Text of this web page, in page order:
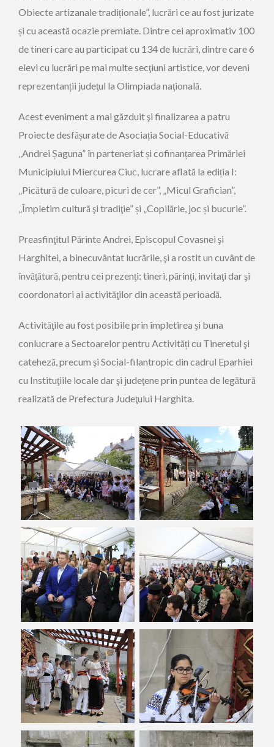
Obiecte artizanale tradiționale”, lucrări ce au fost jurizate
și cu această ocazie premiate. Dintre cei aproximativ 100
de tineri care au participat cu 134 de lucrări, dintre care 6
elevi cu lucrări pe mai multe secţiuni artistice, vor deveni
reprezentanții judeţul la Olimpiada naţională.
Acest eveniment a mai găzduit şi finalizarea a patru
Proiecte desfășurate de Asociația Social-Educativă
„Andrei Șaguna” în parteneriat și cofinanțarea Primăriei
Municipiului Miercurea Ciuc, lucrare aflată la ediția I:
„Picătură de culoare, picuri de cer”, „Micul Grafician”,
„Împletim cultură şi tradiţie” și „Copilărie, joc și bucurie”.
Preasfinţitul Părinte Andrei, Episcopul Covasnei şi
Harghitei, a binecuvântat lucrările, şi a rostit un cuvânt de
învăţătură, pentru cei prezenţi: tineri, părinţi, invitaţi dar şi
coordonatori ai activităţilor din această perioadă.
Activităţile au fost posibile prin împletirea şi buna
conlucrare a Sectoarelor pentru Activități cu Tineretul şi
cateheză, precum şi Social-filantropic din cadrul Eparhiei
cu Instituţiile locale dar şi judeţene prin puntea de legătură
realizată de Prefectura Judeţului Harghita.